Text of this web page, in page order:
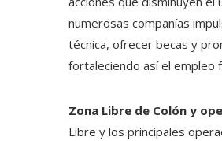
numerosas compañías
técnica, ofrecer becas y
fortaleciendo así el empleo
Zona Libre de Colón y
Libre y los principales